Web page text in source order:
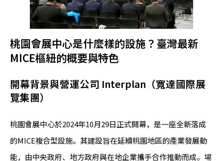
桃園會展中心是什麼樣的設施？臺灣最新
MICE樞紐的概要與特色
開幕背景與營運公司 Interplan（寬達國際展
覽集團）
桃園會展中心於2024年10月29日正式開幕，是一座全新落成
的MICE複合型設施。其建設旨在延續桃園地區的產業發展動
能，由中央政府、地方政府與在地企業攜手合作推動而成。場